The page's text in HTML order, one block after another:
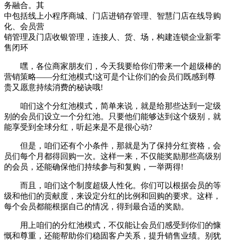
务融合。其
中包括线上小程序商城、门店进销存管理、智慧门店在线导购
化、会员营
销管理及门店收银管理，连接人、货、场，构建连锁企业新零
售闭环
嘿，各位商家朋友们，今天我要给你们带来一个超级棒的
营销策略——分红池模式!这可是个让你们的会员们既感到尊
贵又愿意持续消费的秘诀哦!
咱们这个分红池模式，简单来说，就是给那些达到一定级
别的会员们设立一个分红池。只要他们能够达到这个级别，就
能享受到全球分红，听起来是不是很心动?
但是，咱们还有个小条件，那就是为了保持分红资格，会
员们每个月都得回购一次。这样一来，不仅能奖励那些高级别
的会员，还能确保他们持续参与和复购，一举两得!
而且，咱们这个制度超级人性化。你们可以根据会员的等
级和他们的贡献度，来设定分红的比例和回购的要求。这样，
每个会员都能根据自己的情况，得到最合适的奖励。
用上咱们的分红池模式，不仅能让会员们感受到你们的慷
慨和尊重，还能帮助你们稳固客户关系，提升销售业绩。别犹